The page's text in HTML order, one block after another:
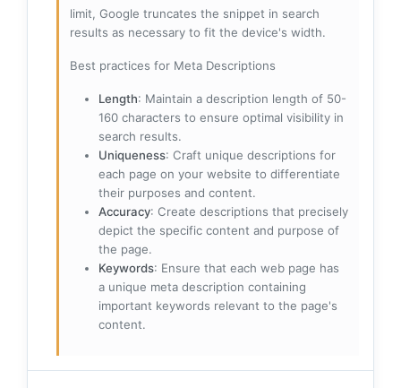
limit, Google truncates the snippet in search
results as necessary to fit the device's width.
Best practices for Meta Descriptions
Length: Maintain a description length of 50-
160 characters to ensure optimal visibility in
search results.
Uniqueness: Craft unique descriptions for
each page on your website to differentiate
their purposes and content.
Accuracy: Create descriptions that precisely
depict the specific content and purpose of
the page.
Keywords: Ensure that each web page has
a unique meta description containing
important keywords relevant to the page's
content.